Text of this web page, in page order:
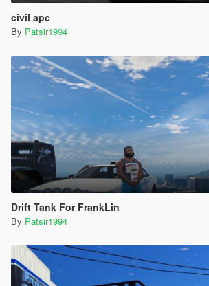
civil apc
By Patsir1994
Drift Tank For FrankLin
By Patsir1994